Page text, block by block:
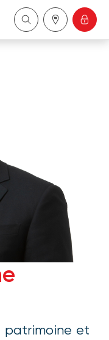
patrimoine et